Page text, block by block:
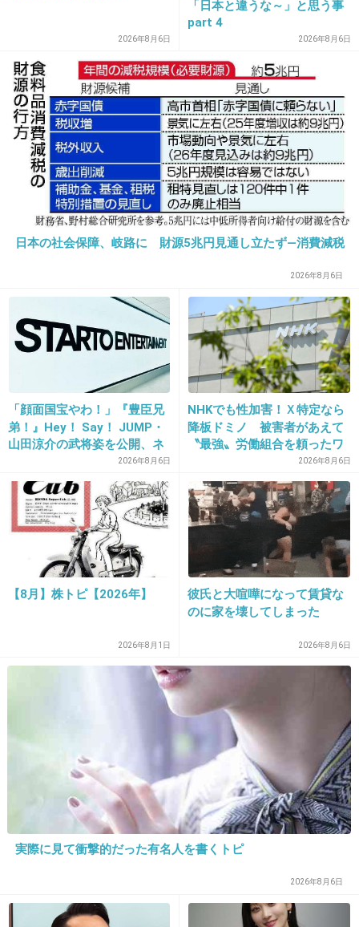
買って財布と共に持ち歩こうかな。
1件の返信
+9
27. 匿名2020/11/16(月) 15:38:48
財布には4枚
免許証は別
細々したカードもカードケースに。必要なときに持って出
る
28. 匿名2020/11/16(月) 15:46:12
・お店のポイントカード（7枚ぐらい）
・キャッシュカード
・クレジットカード
・ガソリンスタンドのカード（2枚）
・車の免許証
12枚ぐらい入ってる
ッグや車内に置いたり
車移動だから結局全部持ち運んでるけど、あまり行かない
店は
結局ポイントもあまり貯まらないから処分していいんだけ
+5 -0
29. 匿名2020/11/16(月) 15:58:42
カード用の長財布を買った(笑)
メインの財布には6枚くらい
-0
30. 匿名 2020/11/16(月) 15:59:23
６枚しか入らないので厳選してます
もうポイントカードとかは諦めてます
ラサス）の"小さい財布"がミニマル＆コン
パクト過ぎて最高に使いやすい |
2026年8月6日
「日本と違うな～」と思う事
part 4
2026年8月6日
日本の社会保障、岐路に 財源5兆円見通し立たず―消費減税
2026年8月6日
「顔面国宝やわ！」『豊臣兄
弟！』Hey！ Say！ JUMP・
山田涼介の武将姿を公開、ネ
ット歓喜「ビジュ良すぎん」
「こんな美しい秀次は初め
て」
2026年8月6日
NHKでも性加害！Ｘ特定なら
降板ドミノ 被害者があえて
〝最強〟労働組合を頼ったワ
2026年8月6日
【8月】株トピ【2026年】
2026年8月1日
彼氏と大喧嘩になって賃貸な
のに家を壊してしまった
2026年8月6日
実際に見て衝撃的だった有名人を書くトピ
2026年8月6日